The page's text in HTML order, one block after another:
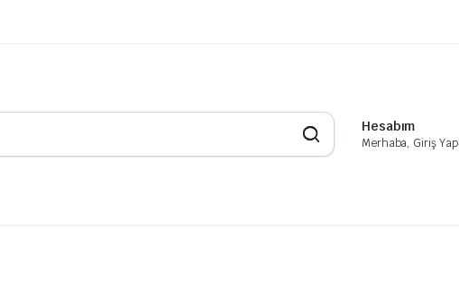
Hesabım
Merhaba, Giriş Yap